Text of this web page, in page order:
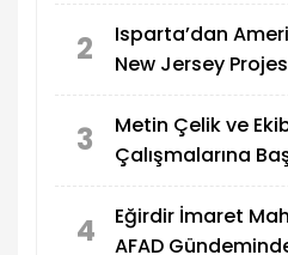
2
Isparta’dan
New Jersey
3
Metin Çelik ve
Çalışmalarına
4
Eğirdir İmaret
AFAD